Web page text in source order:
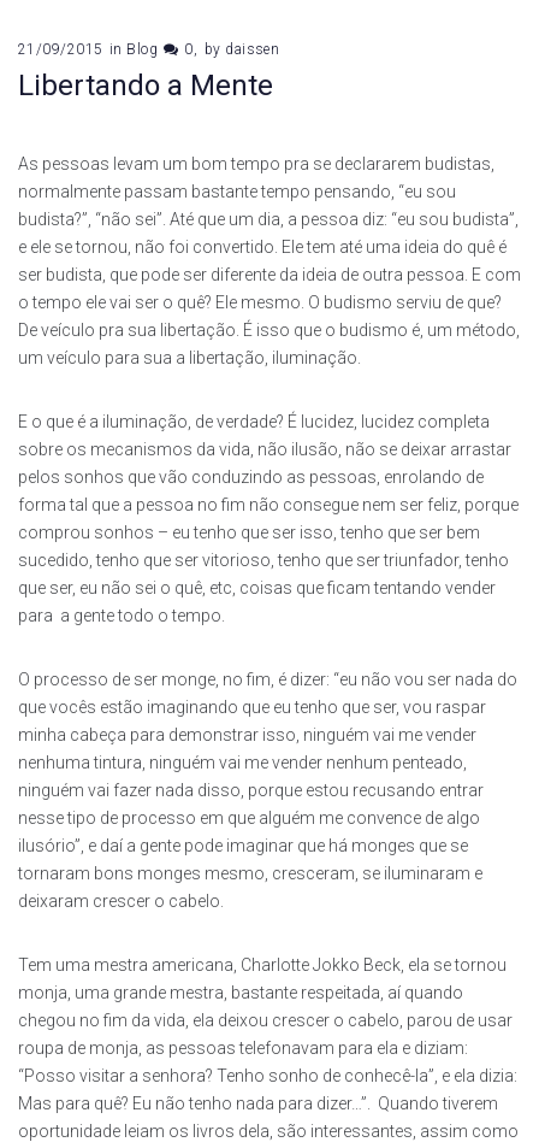
21/09/2015 in Blog 0 by daissen
Libertando a Mente
As pessoas levam um bom tempo pra se declararem budistas,
normalmente passam bastante tempo pensando, “eu sou
budista?”, “não sei”. Até que um dia, a pessoa diz: “eu sou budista”,
e ele se tornou, não foi convertido. Ele tem até uma ideia do quê é
ser budista, que pode ser diferente da ideia de outra pessoa. E com
o tempo ele vai ser o quê? Ele mesmo. O budismo serviu de que?
De veículo pra sua libertação. É isso que o budismo é, um método,
um veículo para sua a libertação, iluminação.
E o que é a iluminação, de verdade? É lucidez, lucidez completa
sobre os mecanismos da vida, não ilusão, não se deixar arrastar
pelos sonhos que vão conduzindo as pessoas, enrolando de
forma tal que a pessoa no fim não consegue nem ser feliz, porque
comprou sonhos – eu tenho que ser isso, tenho que ser bem
sucedido, tenho que ser vitorioso, tenho que ser triunfador, tenho
que ser, eu não sei o quê, etc, coisas que ficam tentando vender
para a gente todo o tempo.
O processo de ser monge, no fim, é dizer: “eu não vou ser nada do
que vocês estão imaginando que eu tenho que ser, vou raspar
minha cabeça para demonstrar isso, ninguém vai me vender
nenhuma tintura, ninguém vai me vender nenhum penteado,
ninguém vai fazer nada disso, porque estou recusando entrar
nesse tipo de processo em que alguém me convence de algo
ilusório”, e daí a gente pode imaginar que há monges que se
tornaram bons monges mesmo, cresceram, se iluminaram e
deixaram crescer o cabelo.
Tem uma mestra americana, Charlotte Jokko Beck, ela se tornou
monja, uma grande mestra, bastante respeitada, aí quando
chegou no fim da vida, ela deixou crescer o cabelo, parou de usar
roupa de monja, as pessoas telefonavam para ela e diziam:
“Posso visitar a senhora? Tenho sonho de conhecê-la”, e ela dizia:
Mas para quê? Eu não tenho nada para dizer…”. Quando tiverem
oportunidade leiam os livros dela, são interessantes, assim como